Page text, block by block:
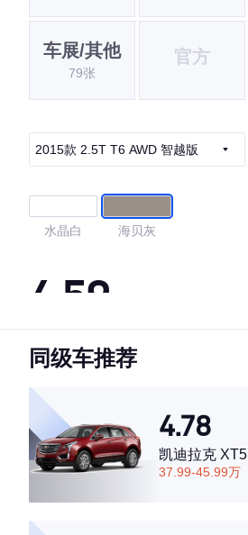
车展/其他
79张
官方
2015款 2.5T T6 AWD 智越版
水晶白 海贝灰
4.59
·外观表现一般，低于60%同级车
·空间表现一般，低于87%同级车
同级车推荐
4.78
凯迪拉克 XT5
37.99-45.99万